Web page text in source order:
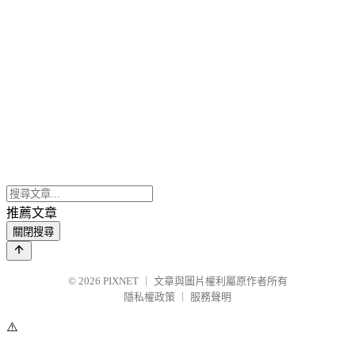
推薦文章
關閉搜尋
© 2026 PIXNET
文章與圖片權利屬原作者所有
隱私權政策
服務聲明
⚠️